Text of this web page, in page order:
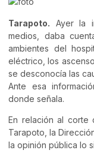
Tarapoto. Ayer la
medios, daba
ambientes del
eléctrico, los
se desconocía las
Ante esa
donde señala.
En relación al corte
Tarapoto, la
la opinión pública lo